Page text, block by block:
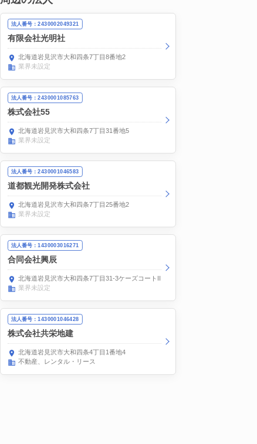
法人番号：2430002049321
有限会社光明社
北海道岩見沢市大和四条7丁目8番地2
業界未設定
法人番号：2430001085763
株式会社55
北海道岩見沢市大和四条7丁目31番地5
業界未設定
法人番号：2430001046583
道都観光開発株式会社
北海道岩見沢市大和四条7丁目25番地2
業界未設定
法人番号：1430003016271
合同会社興辰
北海道岩見沢市大和四条7丁目31-3ケーズコートIII
業界未設定
法人番号：1430001046428
株式会社共栄地建
北海道岩見沢市大和四条4丁目1番地4
不動産、レンタル・リース